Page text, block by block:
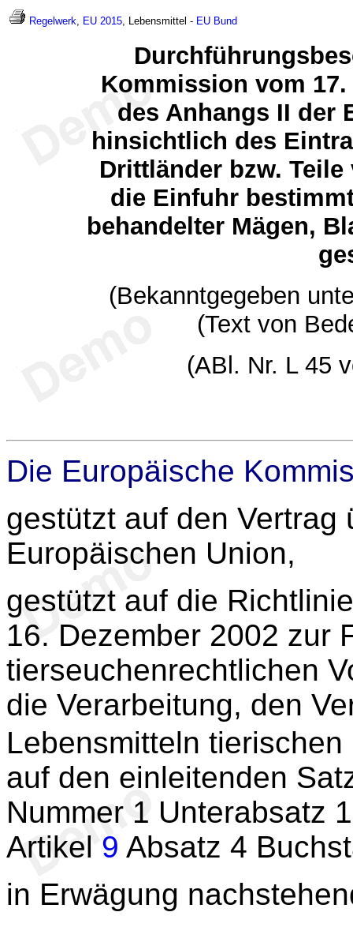
Regelwerk, EU 2015, Lebensmittel - EU Bund
Kommission vom
des Anhangs II der
hinsichtlich des
Drittländer bzw.
die Einfuhr
behandelter Mägen,
(Bekanntgegeben
(Text von
(ABl. Nr. L 45
Die Europäische
gestützt auf den Vertrag
Europäischen Union,
gestützt auf die
16. Dezember 2002 zur
tierseuchenrechtlichen
die Verarbeitung, den
Lebensmitteln tierischen
auf den einleitenden
Nummer 1 Unterabsatz
Artikel 9 Absatz 4
in Erwägung